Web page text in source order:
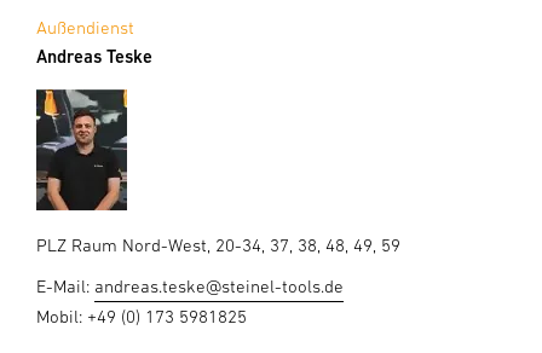
Außendienst
Andreas Teske
PLZ Raum Nord-West, 20-34, 37, 38, 48, 49, 59
E-Mail: andreas.teske@steinel-tools.de
Mobil: +49 (0) 173 5981825